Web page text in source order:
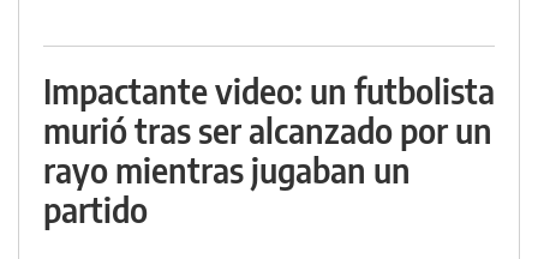
Impactante video: un futbolista
murió tras ser alcanzado por un
rayo mientras jugaban un
partido